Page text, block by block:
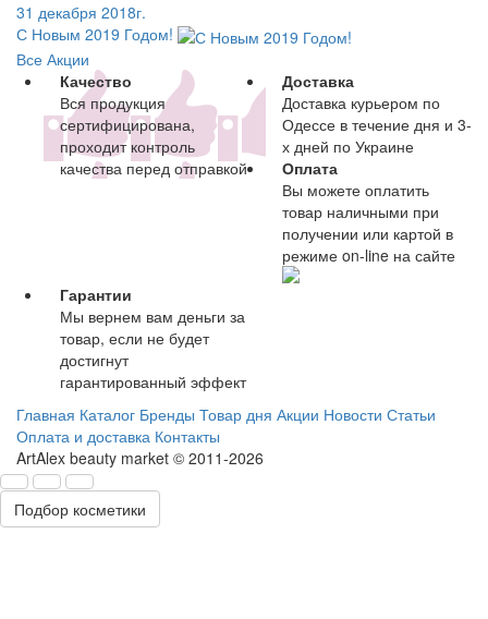
31 декабря 2018г.
С Новым 2019 Годом!
Все Акции
Качество
Вся продукция
сертифицирована,
проходит контроль
качества перед отправкой
Доставка
Доставка курьером по
Одессе в течение дня и 3-
х дней по Украине
Оплата
Вы можете оплатить
товар наличными при
получении или картой в
режиме on-line на сайте
Гарантии
Мы вернем вам деньги за
товар, если не будет
достигнут
гарантированный эффект
Главная Каталог Бренды Товар дня Акции Новости Статьи
Оплата и доставка Контакты
ArtAlex beauty market © 2011-2026
Подбор косметики